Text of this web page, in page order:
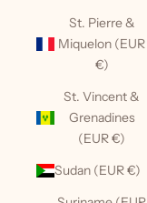
St. Pierre &
Miquelon (EUR
€)
St. Vincent &
Grenadines
(EUR €)
Sudan (EUR €)